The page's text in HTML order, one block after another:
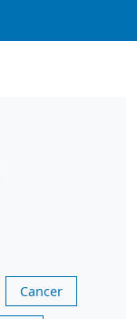
Cancer